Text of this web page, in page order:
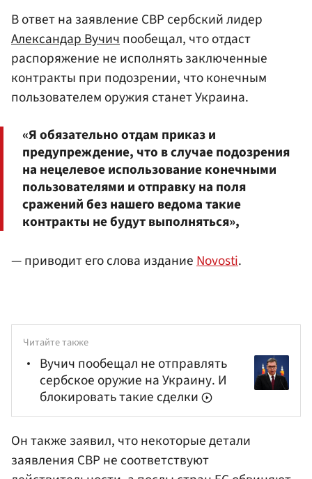
В ответ на заявление СВР сербский лидер
Александар Вучич пообещал, что отдаст
распоряжение не исполнять заключенные
контракты при подозрении, что конечным
пользователем оружия станет Украина.
«Я обязательно отдам приказ и
предупреждение, что в случае подозрения
на нецелевое использование конечными
пользователями и отправку на поля
сражений без нашего ведома такие
контракты не будут выполняться»,
— приводит его слова изданиеNovosti.
Читайте также
Вучич пообещал не отправлять
сербское оружие на Украину. И
блокировать такие сделки
Он также заявил, что некоторые детали
заявления СВР не соответствуют